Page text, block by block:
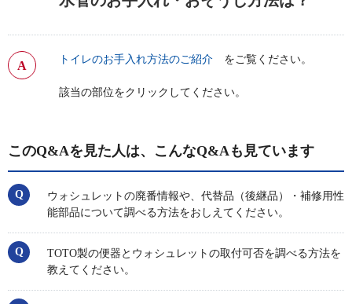
トイレのお手入れ方法のご紹介 をご覧ください。
該当の部位をクリックしてください。
このQ&Aを見た人は、こんなQ&Aも見ています
ウォシュレットの廃番情報や、代替品（後継品）・補修用性
能部品について調べる方法をおしえてください。
TOTO製の便器とウォシュレットの取付可否を調べる方法を
教えてください。